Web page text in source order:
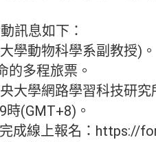
訊息如下：
學動物科學系副教授)。
的多程旅票。
大學網路學習科技研究
(GMT+8)。
成線上報名：https://